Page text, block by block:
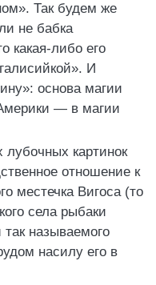
Так будем же
не бабка
какая-либо его
И
основа магии
— в магии
лубочных картинок
отношение к
местечка Вигоса (то
села рыбаки
называемого
насилу его в